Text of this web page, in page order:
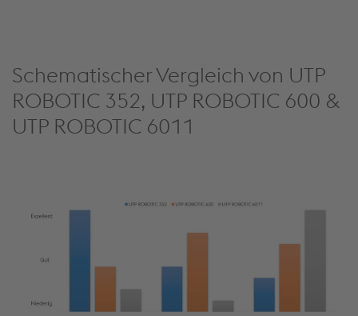
Schematischer Vergleich von UTP
ROBOTIC 352, UTP ROBOTIC 600 &
UTP ROBOTIC 6011